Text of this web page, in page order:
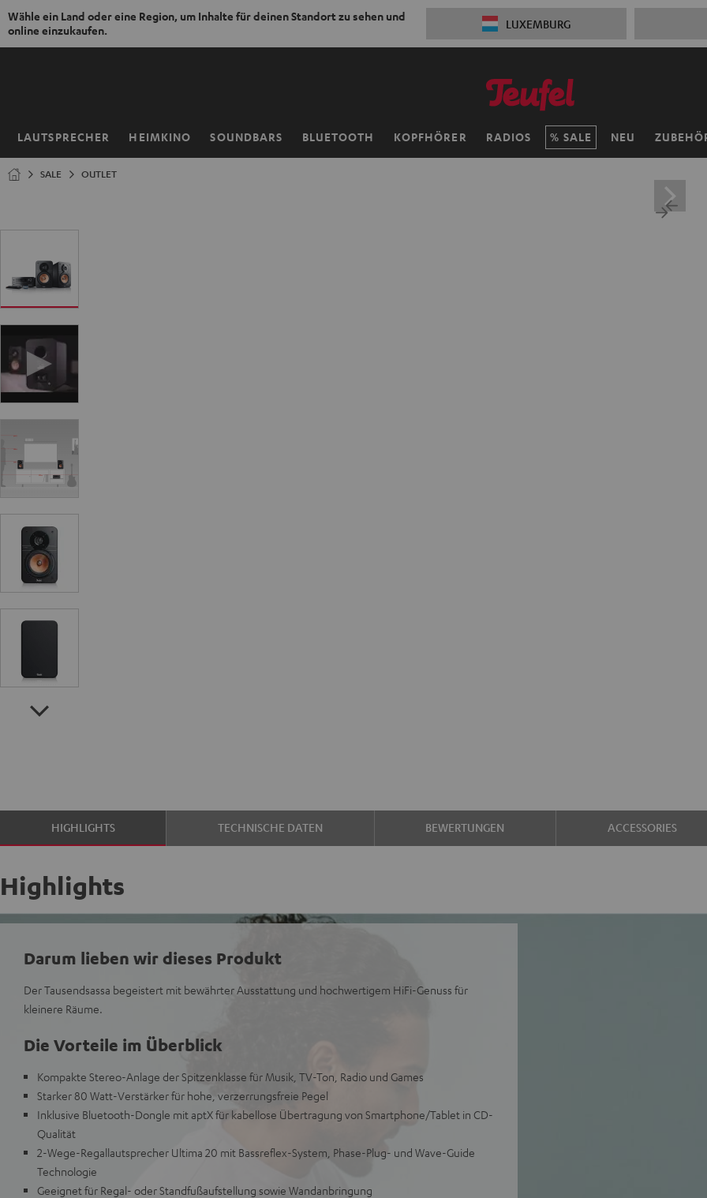
Wähle ein Land oder eine Region, um Inhalte für deinen Standort zu sehen und
online einzukaufen.
LUXEMBURG
ZUM
LAUTSPRECHER HEIMKINO SOUNDBARS BLUETOOTH KOPFHÖRER RADIOS SALE NEU
Startseite
SALE OUTLET
HIGHLIGHTS TECHNISCHE DATEN BEWERTUNGEN ACCESSORIES
Highlights
Darum lieben wir dieses Produkt
Der Tausendsassa begeistert mit bewährter Ausstattung und hochwertigem HiFi-Genuss für
kleinere Räume.
Die Vorteile im Überblick
Kompakte Stereo-Anlage der Spitzenklasse für Musik, TV-Ton, Radio und Games
Starker 80 Watt-Verstärker für hohe, verzerrungsfreie Pegel
Inklusive Bluetooth-Dongle mit aptX für kabellose Übertragung von Smartphone/Tablet in CD-
Qualität
2-Wege-Regallautsprecher Ultima 20 mit Bassreflex-System, Phase-Plug- und Wave-Guide
Technologie
Geeignet für Regal- oder Standfußaufstellung sowie Wandanbringung